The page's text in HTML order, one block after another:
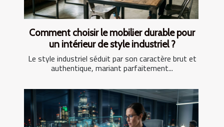
Comment choisir le mobilier durable pour
un intérieur de style industriel ?
Le style industriel séduit par son caractère brut et
authentique, mariant parfaitement...